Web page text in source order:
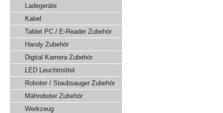
Ladegeräte
Kabel
Tablet PC / E-Reader Zubehör
Handy Zubehör
Digital Kamera Zubehör
LED Leuchtmittel
Roboter / Staubsauger Zubehör
Mähroboter Zubehör
Werkzeug